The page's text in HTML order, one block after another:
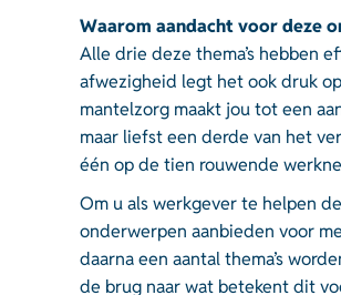
Waarom aandacht voor deze
Alle drie deze thema’s hebben
afwezigheid legt het ook druk
mantelzorg maakt jou tot een
maar liefst een derde van het
één op de tien rouwende
Om u als werkgever te helpen
onderwerpen aanbieden voor
daarna een aantal thema’s
de brug naar wat betekent dit